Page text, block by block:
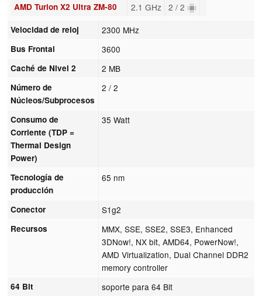
AMD Turion X2 Ultra ZM-80 2.1 GHz 2 / 2
Velocidad de reloj 2300 MHz
Bus Frontal 3600
Caché de Nivel 2 2 MB
Número de
Núcleos/Subprocesos
2 / 2
Consumo de
Corriente (TDP =
Thermal Design
Power)
35 Watt
Tecnología de
producción
65 nm
Conector S1g2
Recursos
MMX, SSE, SSE2, SSE3, Enhanced
3DNow!, NX bit, AMD64, PowerNow!,
AMD Virtualization, Dual Channel DDR2
memory controller
64 Bit soporte para 64 Bit